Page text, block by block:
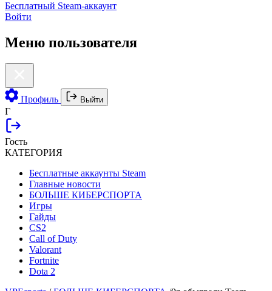
Бесплатный Steam-аккаунт
Войти
Меню пользователя
Профиль Выйти
Г
Гость
КАТЕГОРИЯ
Бесплатные аккаунты Steam
Главные новости
БОЛЬШЕ КИБЕРСПОРТА
Игры
Гайды
CS2
Call of Duty
Valorant
Fortnite
Dota 2